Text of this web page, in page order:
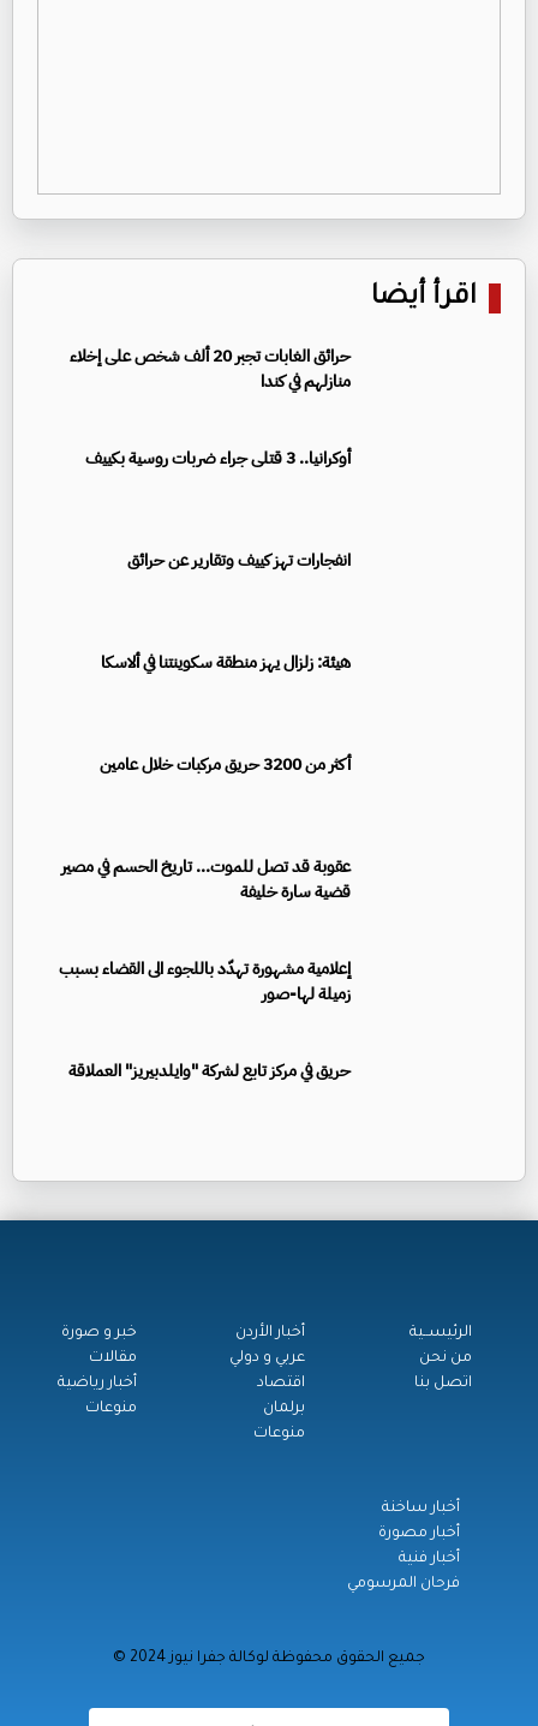
اقرأ أيضا
حرائق الغابات تجبر 20 ألف شخص على إخلاء
منازلهم في كندا
أوكرانيا.. 3 قتلى جراء ضربات روسية بكييف
انفجارات تهز كييف وتقارير عن حرائق
هيئة: زلزال يهز منطقة سكوينتنا في ألاسكا
أكثر من 3200 حريق مركبات خلال عامين
عقوبة قد تصل للموت... تاريخ الحسم في مصير
قضية سارة خليفة
إعلامية مشهورة تهدّد باللجوء الى القضاء بسبب
زميلة لها-صور
حريق في مركز تابع لشركة "وايلدبيريز" العملاقة
الرئيســية
من نحن
اتصل بنا
أخبار الأردن
عربي و دولي
اقتصاد
برلمان
منوعات
خبر و صورة
مقالات
أخبار رياضية
منوعات
أخبار ساخنة
أخبار مصورة
أخبار فنية
فرحان المرسومي
© جميع الحقوق محفوظة لوكالة جفرا نيوز 2024